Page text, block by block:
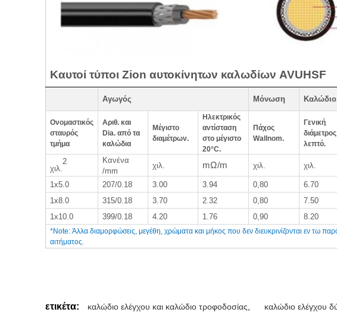
Καυτοί τύποι Zion αυτοκίνητων καλωδίων AVUHSF
Αγωγός Μόνωση Καλώδιο
Ονομαστικός
σταυρός
τμήμα
Αριθ. και
Dia. από τα
καλώδια
Μέγιστο
διαμέτρων.
Ηλεκτρικός
αντίσταση
στο μέγιστο
20°C.
Πάχος
Wallnom.
Γενική
διάμετρος
λεπτό.
χιλ.
2
Κανένα
/mm
χιλ. mΩ/m χιλ. χιλ.
1x5.0 207/0.18 3.00 3.94 0,80 6.70
1x8.0
315/0.18 3.70 2.32 0,80 7.50
1x10.0
399/0.18 4.20 1.76 0,90 8.20
*Note: Άλλα διαμορφώσεις, μεγέθη, χρώματα και μήκος που δεν διευκρινίζονται εν τω
αιτήματος.
ετικέτα: καλώδιο ελέγχου και καλώδιο τροφοδοσίας καλώδιο ελέγχου